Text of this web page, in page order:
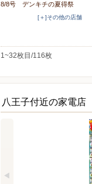
8/8号 デンキチの夏得祭
[＋]その他の店舗
1~32枚目/116枚
八王子付近の家電店